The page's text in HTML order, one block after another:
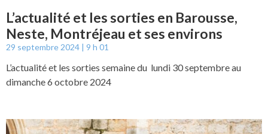
L’actualité et les sorties en Barousse,
Neste, Montréjeau et ses environs
29 septembre 2024 9 h 01
L’actualité et les sorties semaine du lundi 30 septembre au
dimanche 6 octobre 2024